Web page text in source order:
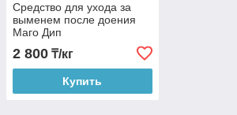
Средство для ухода за
выменем после доения
Маго Дип
2 800 ₸/кг
Купить